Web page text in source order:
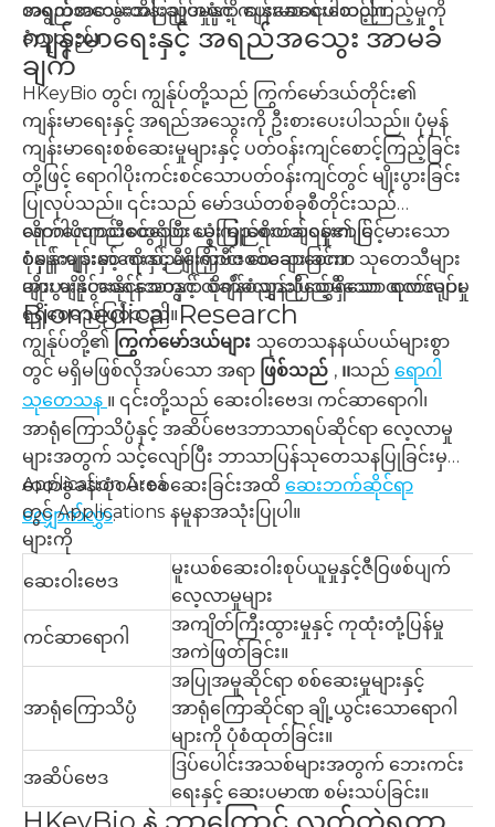
အရည်အသွေးထိန်းချုပ်မှုနှင့် ကျန်းမာရေးစောင့်ကြည့်မှုကို
ခံယူသည်။
စာရွက်စာတမ်းအပြည့်အစုံကို ပေးဆောင်ပါသည်။
ကျန်းမာရေးနှင့် အရည်အသွေး အာမခံ
ချက်
HKeyBio တွင်၊ ကျွန်ုပ်တို့သည် ကြွက်မော်ဒယ်တိုင်း၏
ကျန်းမာရေးနှင့် အရည်အသွေးကို ဦးစားပေးပါသည်။ ပုံမှန်
ကျန်းမာရေးစစ်ဆေးမှုများနှင့် ပတ်ဝန်းကျင်စောင့်ကြည့်ခြင်း
တို့ဖြင့် ရောဂါပိုးကင်းစင်သောပတ်ဝန်းကျင်တွင် မျိုးပွားခြင်း
ပြုလုပ်သည်။ ၎င်းသည် မော်ဒယ်တစ်ခုစီတိုင်းသည်
လိုက်လျောညီထွေရှိပြီး ယုံကြည်စိတ်ချရမှု၏ မြင့်မားသော
စံနှုန်းများနှင့် ကိုက်ညီကြောင်း သေချာစေကာ သုတေသီများ
အား မျိုးပွားနိုင်သောနှင့် လိုက်လျောညီထွေရှိသော ရလဒ်များ
ရရှိစေမည်ဖြစ်သည်။
ရောဂါပိုးကင်းစင်သော မွေးမြူရေးပတ်ဝန်းကျင်
ပုံမှန်ကျန်းမာရေးနှင့် မျိုးရိုးဗီဇစစ်ဆေးခြင်း။
မျိုးပွားနိုင်စေရန်အတွက် စံချိန်စံညွှန်းပြည့်မီသော ထုတ်လုပ်မှု
Biomedical Research
ကျွန်ုပ်တို့၏ ကြွက်မော်ဒယ်များ သုတေသနနယ်ပယ်များစွာ
တွင် မရှိမဖြစ်လိုအပ်သော အရာ ဖြစ်သည် , ၊၊သည် ရောဂါ
သုတေသန ။ ၎င်းတို့သည် ဆေးဝါးဗေဒ၊ ကင်ဆာရောဂါ၊
အာရုံကြောသိပ္ပံနှင့် အဆိပ်ဗေဒဘာသာရပ်ဆိုင်ရာ လေ့လာမှု
များအတွက် သင့်လျော်ပြီး ဘာသာပြန်သုတေသနပြုခြင်းမှ
ဓာတ်ခွဲခန်းစုံစမ်းစစ်ဆေးခြင်းအထိ ဆေးဘက်ဆိုင်ရာ
လျှောက်လွှာ.
Application Area
တွင် Applications
များကို
နမူနာအသုံးပြုပါ။
ဆေးဝါးဗေဒ
မူးယစ်ဆေးဝါးစုပ်ယူမှုနှင့်ဇီဝြဖစ်ပျက်
လေ့လာမှုများ
ကင်ဆာရောဂါ
အကျိတ်ကြီးထွားမှုနှင့် ကုထုံးတုံ့ပြန်မှု
အကဲဖြတ်ခြင်း။
အာရုံကြောသိပ္ပံ
အပြုအမူဆိုင်ရာ စစ်ဆေးမှုများနှင့်
အာရုံကြောဆိုင်ရာ ချို့ယွင်းသောရောဂါ
များကို ပုံစံထုတ်ခြင်း။
အဆိပ်ဗေဒ
ဒြပ်ပေါင်းအသစ်များအတွက် ဘေးကင်း
ရေးနှင့် ဆေးပမာဏ စမ်းသပ်ခြင်း။